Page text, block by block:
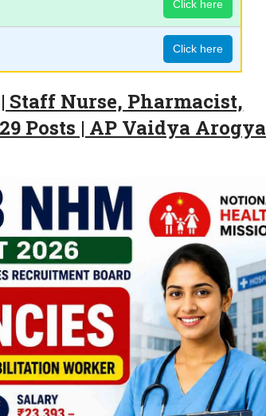
Click here
Click here
Staff Nurse, Pharmacist,
Posts | AP Vaidya Arogya